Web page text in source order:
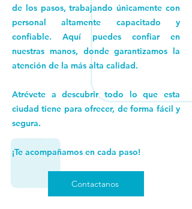
de los pasos, trabajando únicamente con
personal altamente capacitado y
confiable. Aquí puedes confiar en
nuestras manos, donde garantizamos la
atención de la más alta calidad.
Atrévete a descubrir todo lo que esta
ciudad tiene para ofrecer, de forma fácil y
segura.
¡Te acompañamos en cada paso!
Contactanos